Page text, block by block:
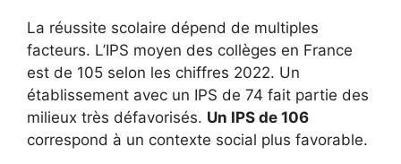
La réussite scolaire dépend de multiples
facteurs. L’IPS moyen des collèges en France
est de 105 selon les chiffres 2022. Un
établissement avec un IPS de 74 fait partie des
milieux très défavorisés. Un IPS de 106
correspond à un contexte social plus favorable.